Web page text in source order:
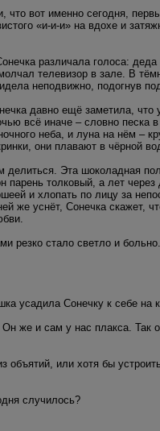
вот именно сегодня,
«и-и-и» на вдохе и
различала голоса:
телевизор в зале. В
неподвижно, подогнув
давно ещё заметила,
всё иначе – словно
неба, и луна на нём –
они плавают в чёрной
Эта шоколадная
парень толковый, а лет
и хлопать по лицу за
же уснёт, Сонечка скажет,
резко стало светло и
усадила Сонечку к себе на
же и сам у нас плакса. Так
объятий, или хотя бы
случилось?